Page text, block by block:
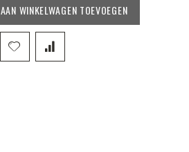
AAN WINKELWAGEN TOEVOEGEN